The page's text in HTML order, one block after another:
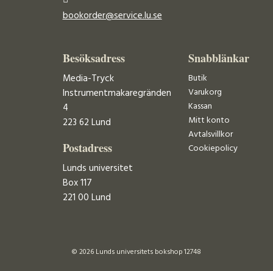
bookorder@service.lu.se
Besöksadress
Media-Tryck
Instrumentmakaregränden
4
223 62 Lund
Postadress
Lunds universitet
Box 117
221 00 Lund
Snabblänkar
Butik
Varukorg
Kassan
Mitt konto
Avtalsvillkor
Cookiepolicy
© 2026 Lunds universitets bokshop 12748